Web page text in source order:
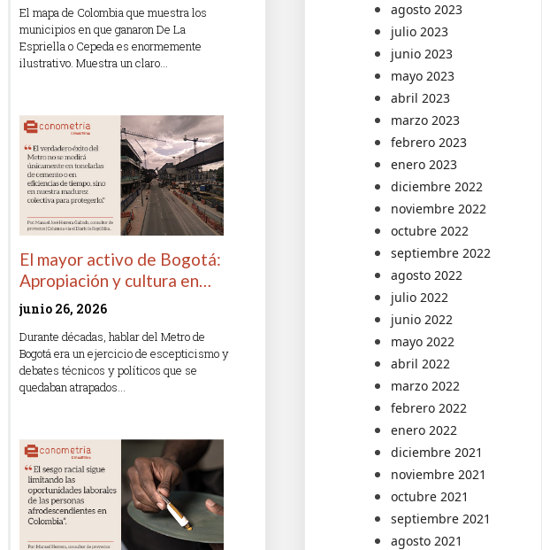
El mapa de Colombia que muestra los
municipios en que ganaron De La
Espriella o Cepeda es enormemente
ilustrativo. Muestra un claro…
El mayor activo de Bogotá:
Apropiación y cultura en…
junio 26, 2026
Durante décadas, hablar del Metro de
Bogotá era un ejercicio de escepticismo y
debates técnicos y políticos que se
quedaban atrapados…
agosto 2023
julio 2023
junio 2023
mayo 2023
abril 2023
marzo 2023
febrero 2023
enero 2023
diciembre 2022
noviembre 2022
octubre 2022
septiembre 2022
agosto 2022
julio 2022
junio 2022
mayo 2022
abril 2022
marzo 2022
febrero 2022
enero 2022
diciembre 2021
noviembre 2021
octubre 2021
septiembre 2021
agosto 2021